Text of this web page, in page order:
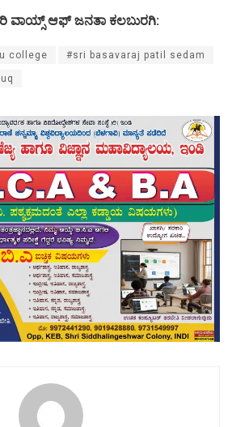
ಆಫ್ ಜನತಾ ಕಲಬುರಗಿ:
college #sri basavaraj patil sedam